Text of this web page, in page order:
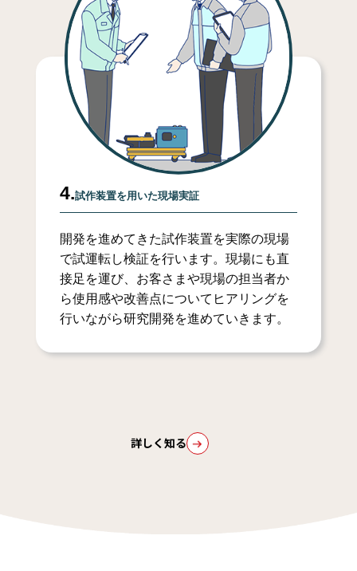
4.試作装置を用いた現場実証
開発を進めてきた試作装置を実際の現場
で試運転し検証を行います。現場にも直
接足を運び、お客さまや現場の担当者か
ら使用感や改善点についてヒアリングを
行いながら研究開発を進めていきます。
詳しく知る